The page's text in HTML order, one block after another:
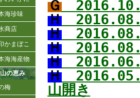
海珍味
商店
かまぼこ
海海産物
の恵み
梅
Ｇ
Ｈ
Ｈ
Ｈ
Ｈ
Ｈ
山開き